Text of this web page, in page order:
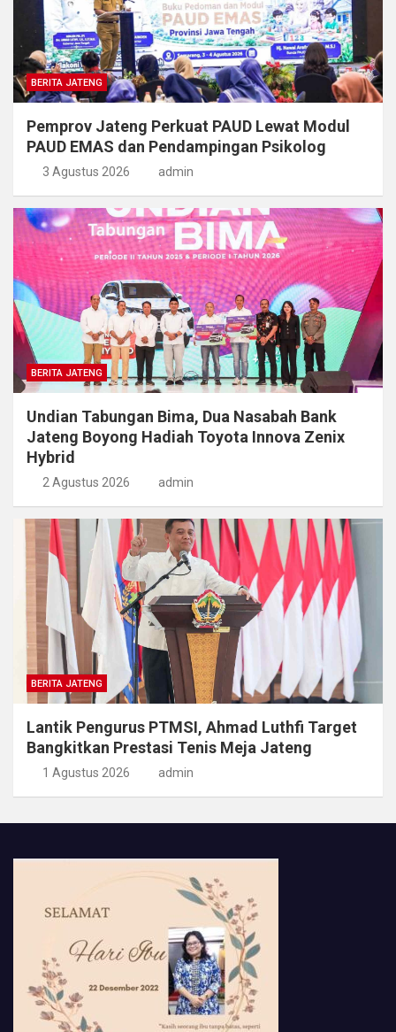
BERITA JATENG
Pemprov Jateng Perkuat PAUD Lewat Modul
PAUD EMAS dan Pendampingan Psikolog
3 Agustus 2026 admin
BERITA JATENG
Undian Tabungan Bima, Dua Nasabah Bank
Jateng Boyong Hadiah Toyota Innova Zenix
Hybrid
2 Agustus 2026 admin
BERITA JATENG
Lantik Pengurus PTMSI, Ahmad Luthfi Target
Bangkitkan Prestasi Tenis Meja Jateng
1 Agustus 2026 admin